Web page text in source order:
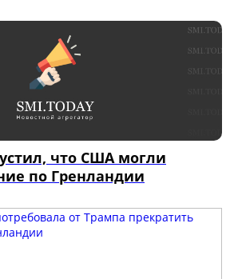
что США могли
по Гренландии